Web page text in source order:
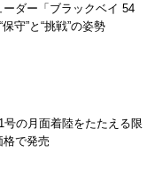
ダー「ブラックベイ 54
守”と“挑戦”の姿勢
号の月面着陸をたたえる限
格で発売